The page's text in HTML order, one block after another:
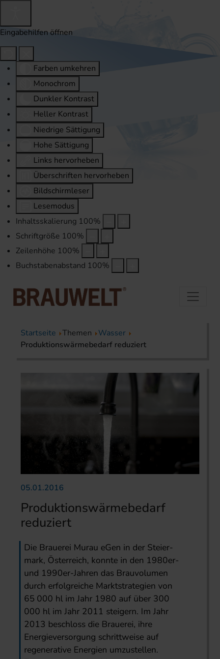
Eingabehilfen öffnen
Farben umkehren
Monochrom
Dunkler Kontrast
Heller Kontrast
Niedrige Sättigung
Hohe Sättigung
Links hervorheben
Überschriften hervorheben
Bildschirmleser
Lesemodus
Inhaltsskalierung 100%
Schriftgröße 100%
Zeilenhöhe 100%
Buchstabenabstand 100%
Startseite Themen
Wasser
Produktionswärmebedarf reduziert
05.01.2016
Produktionswärmebedarf
reduziert
Die Brauerei Murau eGen in der Steier­
mark, Österreich, konnte in den 1980er-
und 1990er-Jahren das Brauvolumen
durch erfolgreiche Marktstrategien von
65 000 hl im Jahr 1980 auf über 300
000 hl im Jahr 2011 steigern. Im Jahr
2013 beschloss die Brauerei, ihre
Energieversorgung schrittweise auf
regenerative Energien umzustellen.